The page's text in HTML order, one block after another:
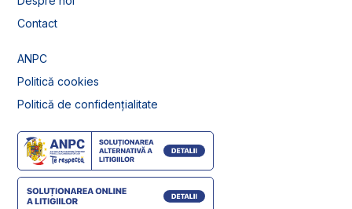
Contact
ANPC
Politică cookies
Politică de confidențialitate